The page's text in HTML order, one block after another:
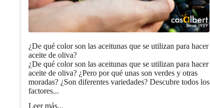
¿De qué color son las aceitunas que se utilizan para hacer
aceite de oliva?
¿De qué color son las aceitunas que se utilizan para hacer
aceite de oliva? ¿Pero por qué unas son verdes y otras
moradas? ¿Son diferentes variedades? Descubre todos los
factores...
Leer más...